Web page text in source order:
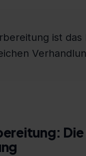
ist das
Die